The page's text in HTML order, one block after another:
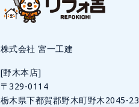
株式会社 宮一工建
[野木本店]
〒329-0114
栃木県下都賀郡野木町野木2045-23